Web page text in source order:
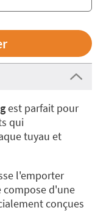
est parfait pour
qui
tuyau et
l'emporter
compose d'une
conçues